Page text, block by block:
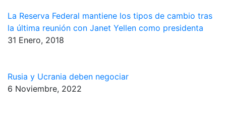
La Reserva Federal mantiene los tipos de cambio tras
la última reunión con Janet Yellen como presidenta
31 Enero, 2018
Rusia y Ucrania deben negociar
6 Noviembre, 2022